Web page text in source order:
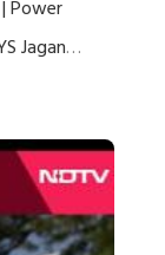
Power
Jagan